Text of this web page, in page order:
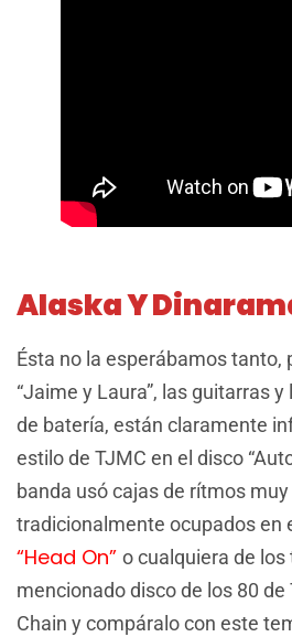
Alaska Y
Ésta no la esperábamos tanto,
“Jaime y Laura”, las guitarras
de batería, están claramente
estilo de TJMC en el disco
banda usó cajas de rítmos
tradicionalmente ocupados en
“Head On” o cualquiera de los
mencionado disco de los 80
Chain y compáralo con este